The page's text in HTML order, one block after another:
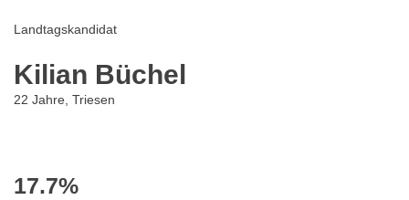
Landtagskandidat
Kilian Büchel
22 Jahre, Triesen
17.7%